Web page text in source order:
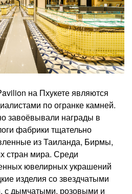
на Пхукете являются
по огранке камней.
завоёвывали награды в
фабрики тщательно
из Таиланда, Бирмы,
стран мира. Среди
ювелирных украшений
изделия со звездчатыми
с дымчатыми, розовыми и